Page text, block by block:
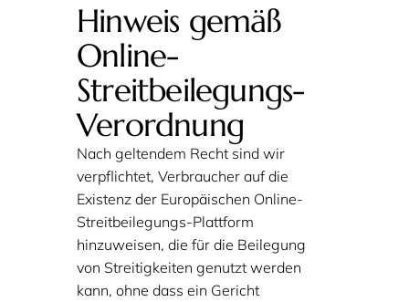
Hinweis gemäß
Online-
Streitbeilegungs-
Verordnung
Nach geltendem Recht sind wir
verpflichtet, Verbraucher auf die
Existenz der Europäischen Online-
Streitbeilegungs-Plattform
hinzuweisen, die für die Beilegung
von Streitigkeiten genutzt werden
kann, ohne dass ein Gericht